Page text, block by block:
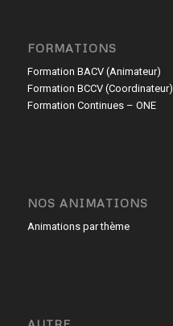
FORMATIONS
Formation BACV (Animateur)
Formation BCCV (Coordinateur)
Formation Continues – ONE
NOS ANIMATIONS
Animations par thème